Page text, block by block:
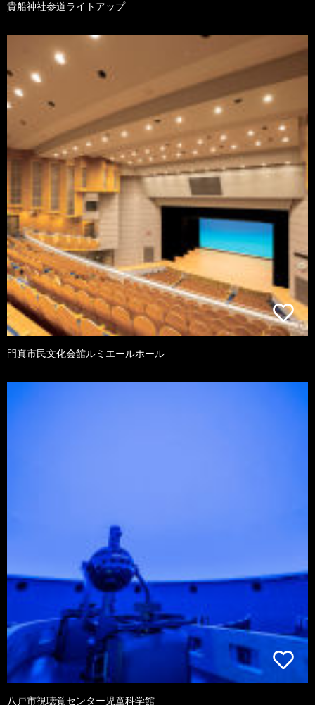
貴船神社参道ライトアップ
門真市民文化会館ルミエールホール
八戸市視聴覚センター児童科学館